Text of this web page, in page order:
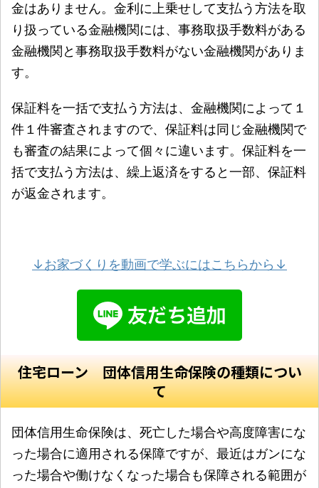
金はありません。金利に上乗せして支払う方法を取
り扱っている金融機関には、事務取扱手数料がある
金融機関と事務取扱手数料がない金融機関がありま
す。
保証料を一括で支払う方法は、金融機関によって１
件１件審査されますので、保証料は同じ金融機関で
も審査の結果によって個々に違います。保証料を一
括で支払う方法は、繰上返済をすると一部、保証料
が返金されます。
↓お家づくりを動画で学ぶにはこちらから↓
住宅ローン 団体信用生命保険の種類につい
て
団体信用生命保険は、死亡した場合や高度障害にな
った場合に適用される保障ですが、最近はガンにな
った場合や働けなくなった場合も保障される範囲が